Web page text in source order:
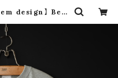
design】 Best